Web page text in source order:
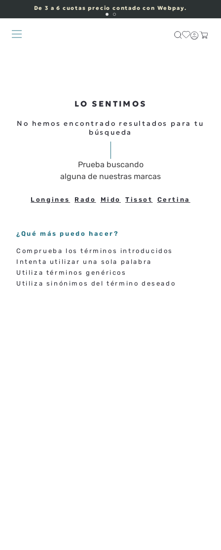
De 3 a 6 cuotas precio contado con Webpay.
LO SENTIMOS
No hemos encontrado resultados para tu
búsqueda
Prueba buscando
alguna de nuestras marcas
Longines Rado Mido Tissot Certina
¿Qué más puedo hacer?
Comprueba los términos introducidos
Intenta utilizar una sola palabra
Utiliza términos genéricos
Utiliza sinónimos del término deseado